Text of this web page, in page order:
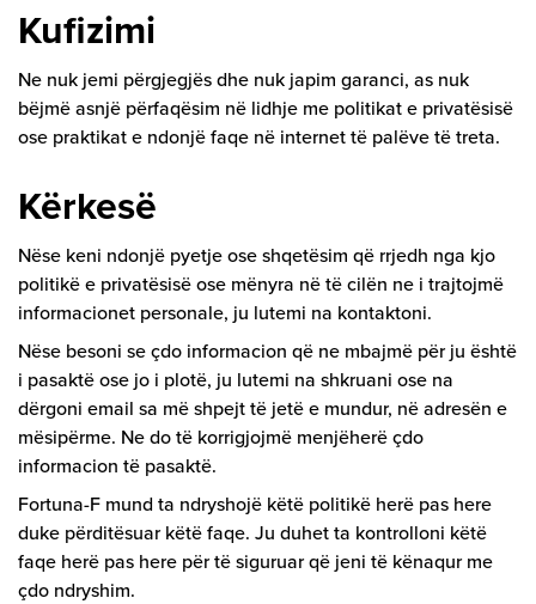
Kufizimi
Ne nuk jemi përgjegjës dhe nuk japim garanci, as nuk
bëjmë asnjë përfaqësim në lidhje me politikat e privatësisë
ose praktikat e ndonjë faqe në internet të palëve të treta.
Kërkesë
Nëse keni ndonjë pyetje ose shqetësim që rrjedh nga kjo
politikë e privatësisë ose mënyra në të cilën ne i trajtojmë
informacionet personale, ju lutemi na kontaktoni.
Nëse besoni se çdo informacion që ne mbajmë për ju është
i pasaktë ose jo i plotë, ju lutemi na shkruani ose na
dërgoni email sa më shpejt të jetë e mundur, në adresën e
mësipërme. Ne do të korrigjojmë menjëherë çdo
informacion të pasaktë.
Fortuna-F mund ta ndryshojë këtë politikë herë pas here
duke përditësuar këtë faqe. Ju duhet ta kontrolloni këtë
faqe herë pas here për të siguruar që jeni të kënaqur me
çdo ndryshim.